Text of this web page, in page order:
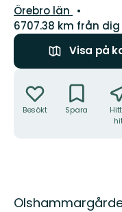
Län:
Örebro län
6707.38 km från dig
Visa på
Besökt Spara
Beskrivning